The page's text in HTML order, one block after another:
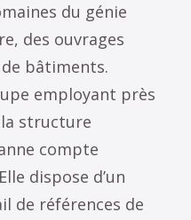
du génie
des ouvrages
bâtiments.
employant près
structure
compte
dispose d’un
de références de